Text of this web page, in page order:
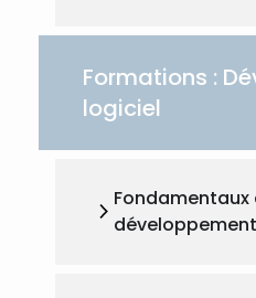
Formations :
logiciel
Fondamentaux
développement